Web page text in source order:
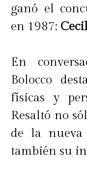
ganó el
en 1987:
En
Bolocco
físicas y
Resaltó no
de la
también su